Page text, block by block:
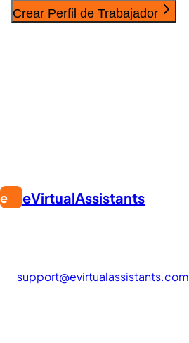
Crear Perfil de Trabajador
e eVirtualAssistants
support@evirtualassistants.com